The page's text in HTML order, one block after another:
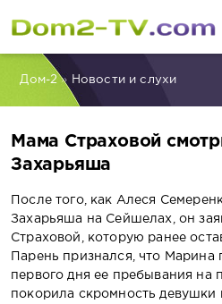
Дом-2» Новости и слухи
Мама Страховой
Захарьяша
После того, как Алеся
Захарьяша на Сейшелах, он
Страховой, которую ранее
Парень признался, что Марина
первого дня ее пребывания на
покорила скромность девушки